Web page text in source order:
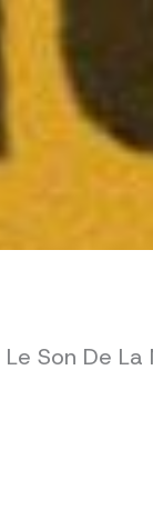
Son De